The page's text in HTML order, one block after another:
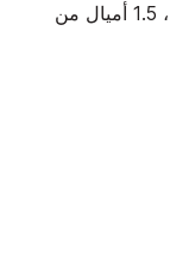
1.5 أميال من حرم جامعة كاليفورنيا ديفيس ، 1.5 أميال من